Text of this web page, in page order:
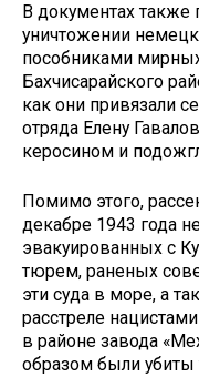
В документах также
уничтожении
пособниками
Бахчисарайского
как они привязали
отряда Елену
керосином и
Помимо этого,
декабре 1943 года
эвакуированных с
тюрем, раненых
эти суда в море, а
расстреле
в районе завода
образом были убиты